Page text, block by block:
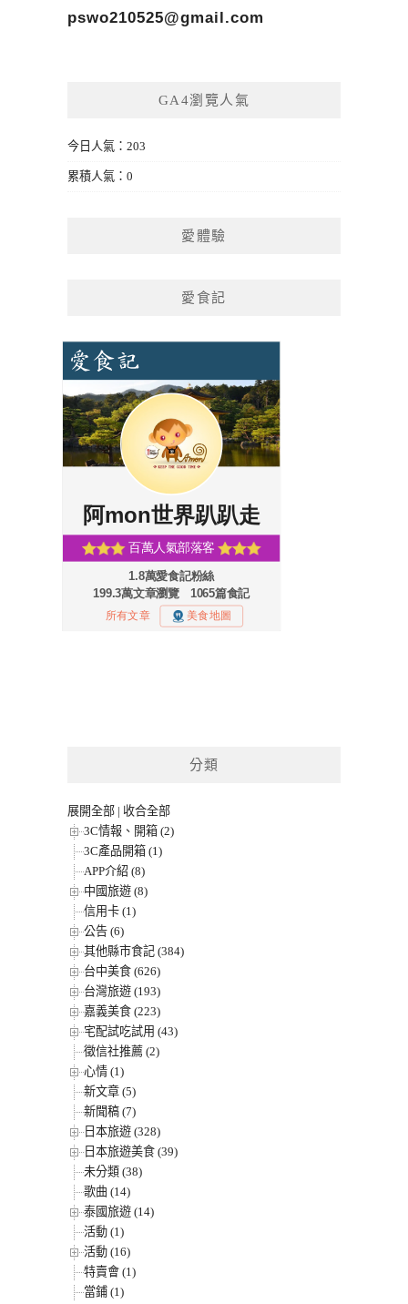
pswo210525@gmail.com
GA4瀏覽人氣
今日人氣：203
累積人氣：0
愛體驗
愛食記
分類
展開全部 | 收合全部
3C情報、開箱 (2)
3C產品開箱 (1)
APP介紹 (8)
中國旅遊 (8)
信用卡 (1)
公告 (6)
其他縣市食記 (384)
台中美食 (626)
台灣旅遊 (193)
嘉義美食 (223)
宅配試吃試用 (43)
徵信社推薦 (2)
心情 (1)
新文章 (5)
新聞稿 (7)
日本旅遊 (328)
日本旅遊美食 (39)
未分類 (38)
歌曲 (14)
泰國旅遊 (14)
活動 (1)
活動 (16)
特賣會 (1)
當鋪 (1)